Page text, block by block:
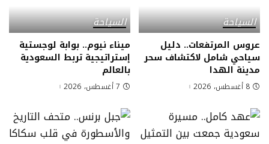
السياحة
عروس المرتفعات.. دليل
سياحي شامل لاكتشاف سحر
مدينة الهدا
8 أغسطس، 2026
السياحة
ميناء نيوم.. بوابة لوجستية
إستراتيجية تربط السعودية
بالعالم
7 أغسطس، 2026